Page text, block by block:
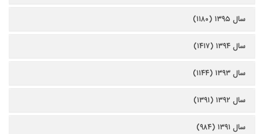
سال ۱۳۹۵ (۱۱۸۰)
سال ۱۳۹۴ (۱۴۱۷)
سال ۱۳۹۳ (۱۱۴۴)
سال ۱۳۹۲ (۱۳۹۱)
سال ۱۳۹۱ (۹۸۴)